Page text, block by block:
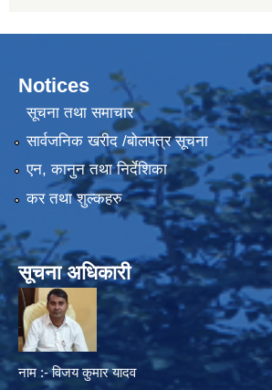
Notices
सूचना तथा समाचार
सार्वजनिक खरीद /बोलपत्र सूचना
एन, कानुन तथा निर्देशिका
कर तथा शुल्कहरु
सूचना अधिकारी
नाम :- विजय कुमार यादव